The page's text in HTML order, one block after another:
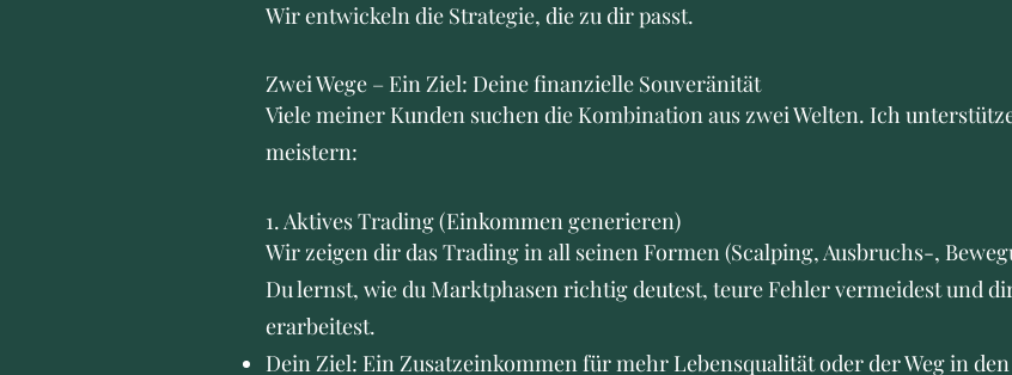
Wir entwickeln die Strategie, die zu dir passt.
Zwei Wege – Ein Ziel: Deine finanzielle Souveränität
Viele meiner Kunden suchen die Kombination aus zwei Welten. Ich
meistern:
1. Aktives Trading (Einkommen generieren)
Wir zeigen dir das Trading in all seinen Formen (Scalping, Ausbruchs-,
Du lernst, wie du Marktphasen richtig deutest, teure Fehler vermeidest und
erarbeitest.
Dein Ziel: Ein Zusatzeinkommen für mehr Lebensqualität oder der Weg in